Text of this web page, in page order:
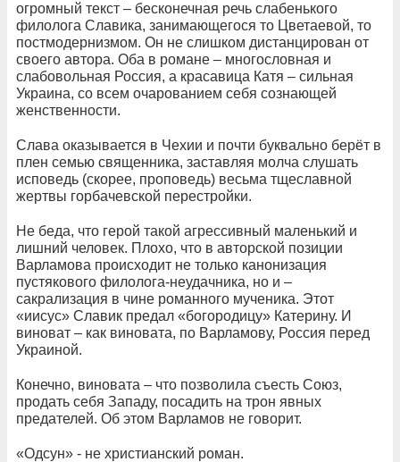
огромный текст – бесконечная речь слабенького
филолога Славика, занимающегося то Цветаевой, то
постмодернизмом. Он не слишком дистанцирован от
своего автора. Оба в романе – многословная и
слабовольная Россия, а красавица Катя – сильная
Украина, со всем очарованием себя сознающей
женственности.
Слава оказывается в Чехии и почти буквально берёт в
плен семью священника, заставляя молча слушать
исповедь (скорее, проповедь) весьма тщеславной
жертвы горбачевской перестройки.
Не беда, что герой такой агрессивный маленький и
лишний человек. Плохо, что в авторской позиции
Варламова происходит не только канонизация
пустякового филолога-неудачника, но и –
сакрализация в чине романного мученика. Этот
«иисус» Славик предал «богородицу» Катерину. И
виноват – как виновата, по Варламову, Россия перед
Украиной.
Конечно, виновата – что позволила съесть Союз,
продать себя Западу, посадить на трон явных
предателей. Об этом Варламов не говорит.
«Одсун» - не христианский роман.